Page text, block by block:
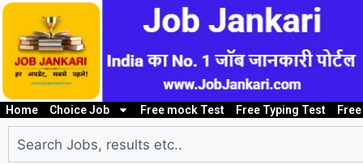
Home Choice Job
10th/ 12th pass job
Free mock Test Free Typing Test